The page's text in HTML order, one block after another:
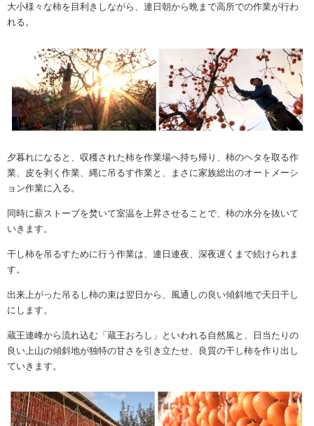
大小様々な柿を目利きしながら、連日朝から晩まで高所での作業が行わ
れる。
夕暮れになると、収穫された柿を作業場へ持ち帰り、柿のヘタを取る作
業、皮を剥く作業、縄に吊るす作業と、まさに家族総出のオートメーシ
ョン作業に入る。
同時に薪ストーブを焚いて室温を上昇させることで、柿の水分を抜いて
いきます。
干し柿を吊るすために行う作業は、連日連夜、深夜遅くまで続けられま
す。
出来上がった吊るし柿の束は翌日から、風通しの良い傾斜地で天日干し
にします。
蔵王連峰から流れ込む「蔵王おろし」といわれる自然風と、日当たりの
良い上山の傾斜地が独特の甘さを引き立たせ、良質の干し柿を作り出し
ていきます。